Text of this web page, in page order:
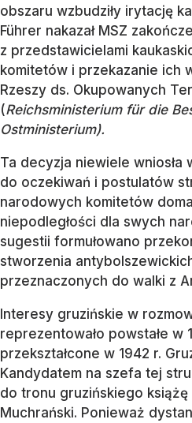
obszaru wzbudziły irytację
Führer nakazał MSZ
z przedstawicielami
komitetów i przekazanie ich
Rzeszy ds. Okupowanych
(Reichsministerium für die
Ostministerium).
Ta decyzja niewiele wniosła
do oczekiwań i postulatów
narodowych komitetów
niepodległości dla swych
sugestii formułowano
stworzenia
przeznaczonych do walki z
Interesy gruzińskie w
reprezentowało powstałe w
przekształcone w 1942 r.
Kandydatem na szefa tej
do tronu gruzińskiego
Muchrański. Ponieważ